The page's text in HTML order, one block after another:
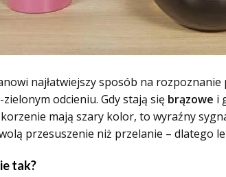
najłatwiejszy sposób na
odcieniu. Gdy stają się brązowe i
mają szary kolor, to wyraźny
przesuszenie niż przelanie – dlatego
tak?